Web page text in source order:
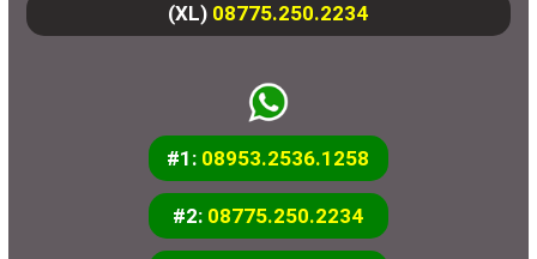
(XL) 08775.250.2234
#1: 08953.2536.1258
#2: 08775.250.2234